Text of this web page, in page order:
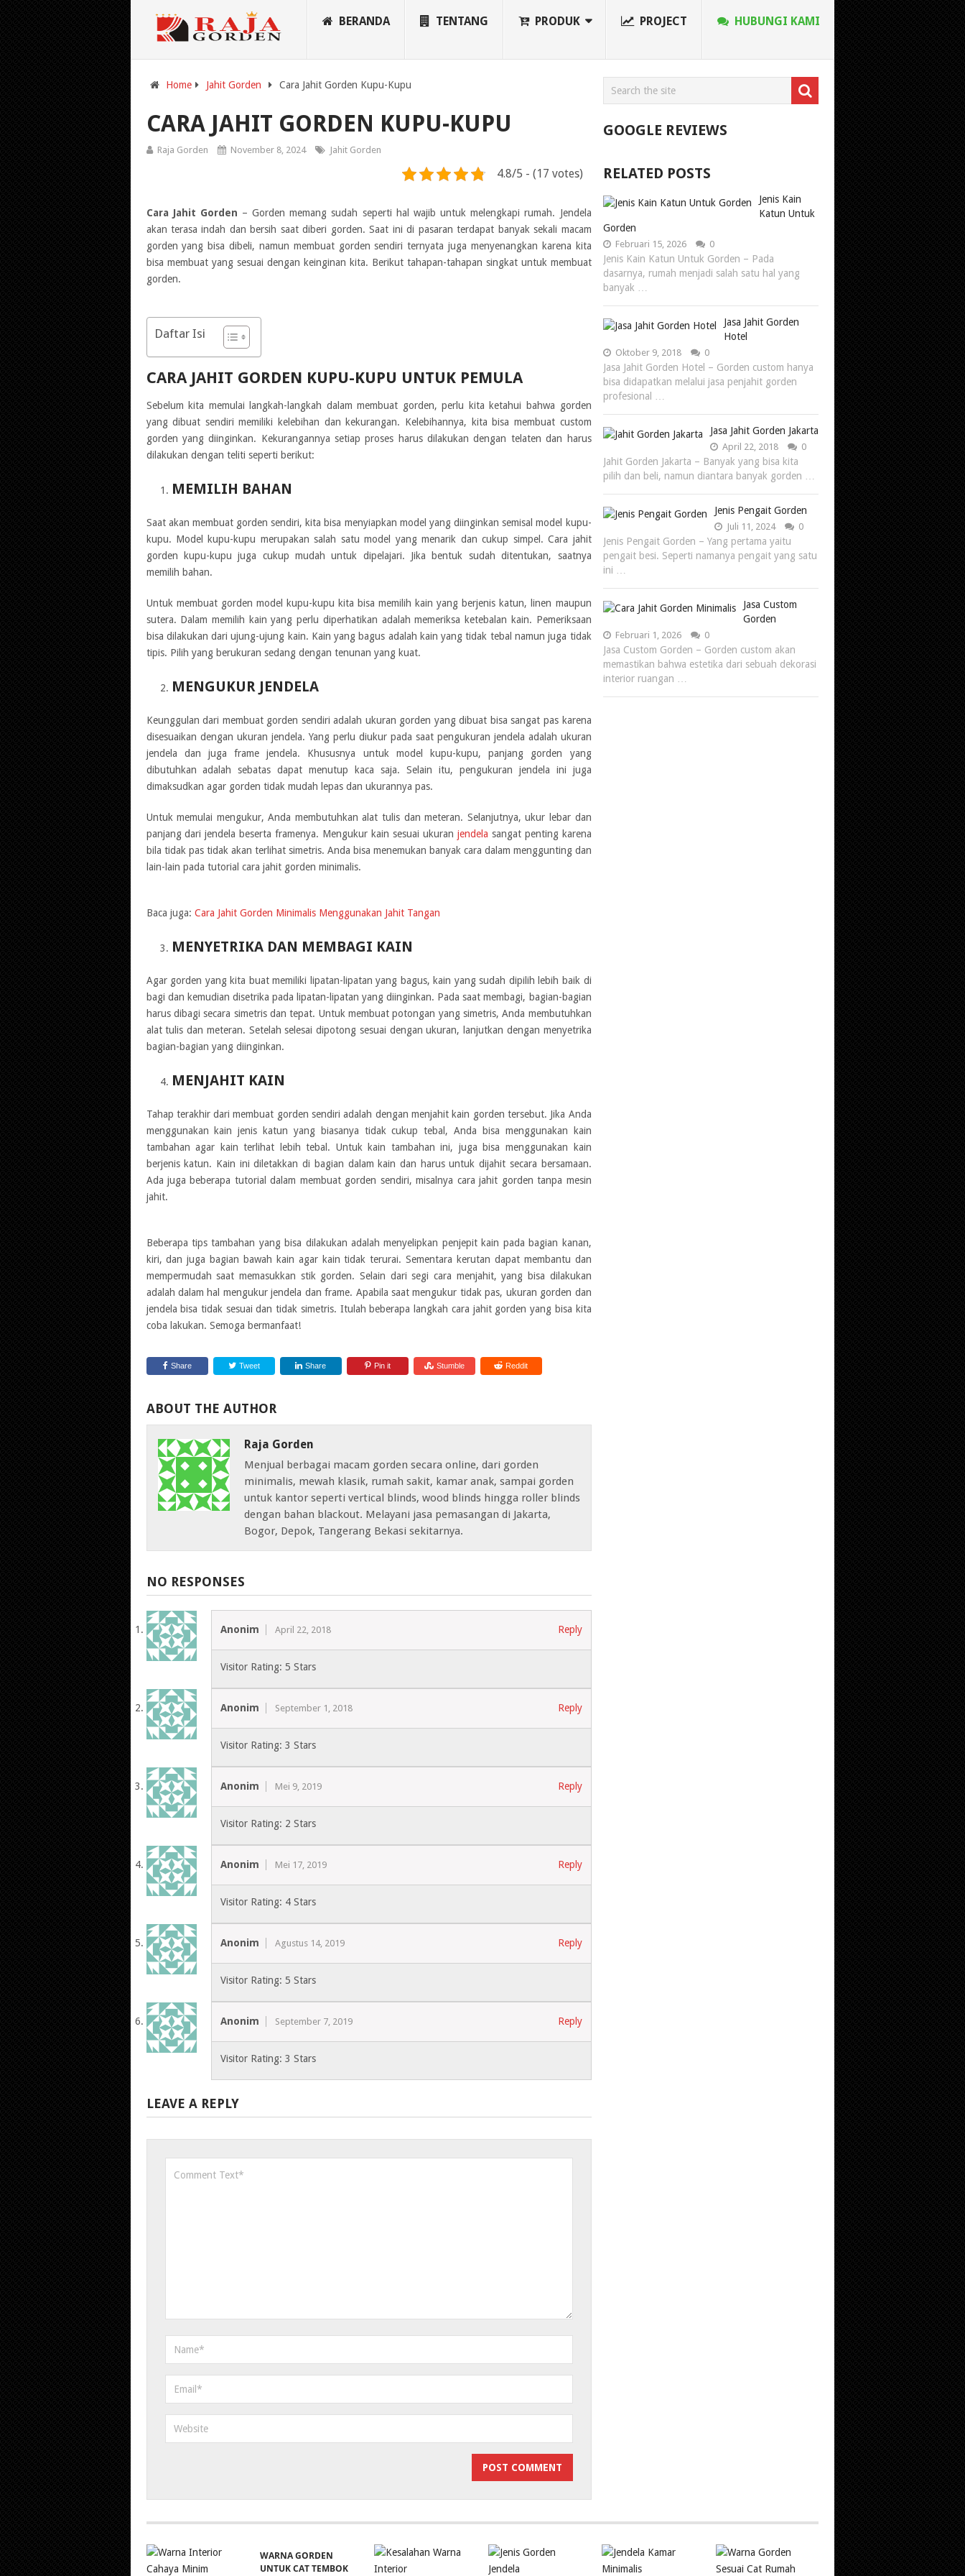
BERANDA TENTANG PRODUK PROJECT HUBUNGI KAMI
Home Jahit Gorden Cara Jahit Gorden Kupu-Kupu
CARA JAHIT GORDEN KUPU-KUPU
Raja Gorden November 8, 2024 Jahit Gorden
4.8/5 - (17 votes)
Cara Jahit Gorden – Gorden memang sudah seperti hal wajib untuk melengkapi rumah. Jendela
akan terasa indah dan bersih saat diberi gorden. Saat ini di pasaran terdapat banyak sekali macam
gorden yang bisa dibeli, namun membuat gorden sendiri ternyata juga menyenangkan karena kita
bisa membuat yang sesuai dengan keinginan kita. Berikut tahapan-tahapan singkat untuk membuat
gorden.
Daftar Isi
CARA JAHIT GORDEN KUPU-KUPU UNTUK PEMULA
Sebelum kita memulai langkah-langkah dalam membuat gorden, perlu kita ketahui bahwa gorden
yang dibuat sendiri memiliki kelebihan dan kekurangan. Kelebihannya, kita bisa membuat custom
gorden yang diinginkan. Kekurangannya setiap proses harus dilakukan dengan telaten dan harus
dilakukan dengan teliti seperti berikut:
MEMILIH BAHAN
Saat akan membuat gorden sendiri, kita bisa menyiapkan model yang diinginkan semisal model kupu-
kupu. Model kupu-kupu merupakan salah satu model yang menarik dan cukup simpel. Cara jahit
gorden kupu-kupu juga cukup mudah untuk dipelajari. Jika bentuk sudah ditentukan, saatnya
memilih bahan.
Untuk membuat gorden model kupu-kupu kita bisa memilih kain yang berjenis katun, linen maupun
sutera. Dalam memilih kain yang perlu diperhatikan adalah memeriksa ketebalan kain. Pemeriksaan
bisa dilakukan dari ujung-ujung kain. Kain yang bagus adalah kain yang tidak tebal namun juga tidak
tipis. Pilih yang berukuran sedang dengan tenunan yang kuat.
MENGUKUR JENDELA
Keunggulan dari membuat gorden sendiri adalah ukuran gorden yang dibuat bisa sangat pas karena
disesuaikan dengan ukuran jendela. Yang perlu diukur pada saat pengukuran jendela adalah ukuran
jendela dan juga frame jendela. Khususnya untuk model kupu-kupu, panjang gorden yang
dibutuhkan adalah sebatas dapat menutup kaca saja. Selain itu, pengukuran jendela ini juga
dimaksudkan agar gorden tidak mudah lepas dan ukurannya pas.
Untuk memulai mengukur, Anda membutuhkan alat tulis dan meteran. Selanjutnya, ukur lebar dan
panjang dari jendela beserta framenya. Mengukur kain sesuai ukuran jendela sangat penting karena
bila tidak pas tidak akan terlihat simetris. Anda bisa menemukan banyak cara dalam menggunting dan
lain-lain pada tutorial cara jahit gorden minimalis.
Baca juga: Cara Jahit Gorden Minimalis Menggunakan Jahit Tangan
MENYETRIKA DAN MEMBAGI KAIN
Agar gorden yang kita buat memiliki lipatan-lipatan yang bagus, kain yang sudah dipilih lebih baik di
bagi dan kemudian disetrika pada lipatan-lipatan yang diinginkan. Pada saat membagi, bagian-bagian
harus dibagi secara simetris dan tepat. Untuk membuat potongan yang simetris, Anda membutuhkan
alat tulis dan meteran. Setelah selesai dipotong sesuai dengan ukuran, lanjutkan dengan menyetrika
bagian-bagian yang diinginkan.
MENJAHIT KAIN
Tahap terakhir dari membuat gorden sendiri adalah dengan menjahit kain gorden tersebut. Jika Anda
menggunakan kain jenis katun yang biasanya tidak cukup tebal, Anda bisa menggunakan kain
tambahan agar kain terlihat lebih tebal. Untuk kain tambahan ini, juga bisa menggunakan kain
berjenis katun. Kain ini diletakkan di bagian dalam kain dan harus untuk dijahit secara bersamaan.
Ada juga beberapa tutorial dalam membuat gorden sendiri, misalnya cara jahit gorden tanpa mesin
jahit.
Beberapa tips tambahan yang bisa dilakukan adalah menyelipkan penjepit kain pada bagian kanan,
kiri, dan juga bagian bawah kain agar kain tidak terurai. Sementara kerutan dapat membantu dan
mempermudah saat memasukkan stik gorden. Selain dari segi cara menjahit, yang bisa dilakukan
adalah dalam hal mengukur jendela dan frame. Apabila saat mengukur tidak pas, ukuran gorden dan
jendela bisa tidak sesuai dan tidak simetris. Itulah beberapa langkah cara jahit gorden yang bisa kita
coba lakukan. Semoga bermanfaat!
Share Tweet Share Pin it Stumble Reddit
ABOUT THE AUTHOR
Raja Gorden
Menjual berbagai macam gorden secara online, dari gorden
minimalis, mewah klasik, rumah sakit, kamar anak, sampai gorden
untuk kantor seperti vertical blinds, wood blinds hingga roller blinds
dengan bahan blackout. Melayani jasa pemasangan di Jakarta,
Bogor, Depok, Tangerang Bekasi sekitarnya.
NO RESPONSES
Anonim April 22, 2018 Reply
Visitor Rating: 5 Stars
Anonim September 1, 2018 Reply
Visitor Rating: 3 Stars
Anonim Mei 9, 2019 Reply
Visitor Rating: 2 Stars
Anonim Mei 17, 2019 Reply
Visitor Rating: 4 Stars
Anonim Agustus 14, 2019 Reply
Visitor Rating: 5 Stars
Anonim September 7, 2019 Reply
Visitor Rating: 3 Stars
LEAVE A REPLY
GOOGLE REVIEWS
RELATED POSTS
Jenis Kain
Katun Untuk
Gorden
Februari 15, 2026 0
Jenis Kain Katun Untuk Gorden – Pada
dasarnya, rumah menjadi salah satu hal yang
banyak …
Jasa Jahit Gorden
Hotel
Oktober 9, 2018 0
Jasa Jahit Gorden Hotel – Gorden custom hanya
bisa didapatkan melalui jasa penjahit gorden
profesional …
Jasa Jahit Gorden Jakarta
April 22, 2018 0
Jahit Gorden Jakarta – Banyak yang bisa kita
pilih dan beli, namun diantara banyak gorden …
Jenis Pengait Gorden
Juli 11, 2024 0
Jenis Pengait Gorden – Yang pertama yaitu
pengait besi. Seperti namanya pengait yang satu
ini …
Jasa Custom
Gorden
Februari 1, 2026 0
Jasa Custom Gorden – Gorden custom akan
memastikan bahwa estetika dari sebuah dekorasi
interior ruangan …
WARNA GORDEN
UNTUK CAT TEMBOK